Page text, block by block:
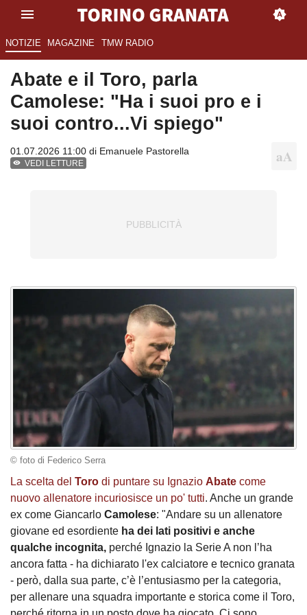
NOTIZIE MAGAZINE TMW RADIO
Abate e il Toro, parla
Camolese: "Ha i suoi pro e i
suoi contro...Vi spiego"
01.07.2026 11:00 di Emanuele Pastorella
VEDI LETTURE
© foto di Federico Serra
La scelta del Toro di puntare su Ignazio Abate come
nuovo allenatore incuriosisce un po' tutti. Anche un grande
ex come Giancarlo Camolese: "Andare su un allenatore
giovane ed esordiente ha dei lati positivi e anche
qualche incognita, perché Ignazio la Serie A non l’ha
ancora fatta - ha dichiarato l'ex calciatore e tecnico granata
- però, dalla sua parte, c’è l’entusiasmo per la categoria,
per allenare una squadra importante e storica come il Toro,